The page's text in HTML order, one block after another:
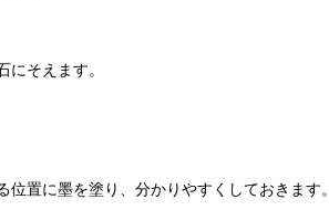
そえます。
置に墨を塗り、分かりやすくしておきます。